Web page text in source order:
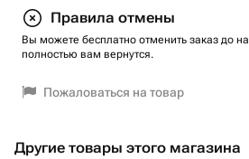
Правила отмены
Вы можете бесплатно отменить заказ до
полностью вам вернутся.
Пожаловаться на товар
Другие товары этого магазина